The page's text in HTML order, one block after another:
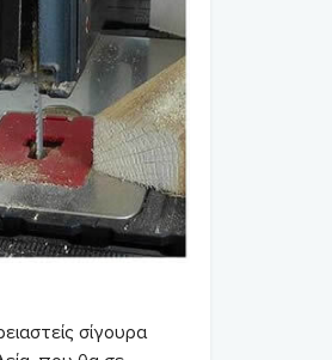
σίγουρα